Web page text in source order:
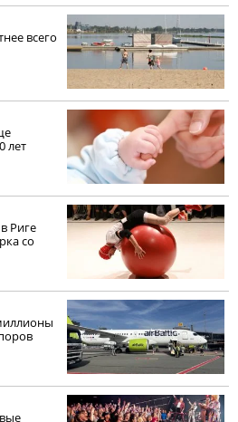
всего
лет
Риге
со